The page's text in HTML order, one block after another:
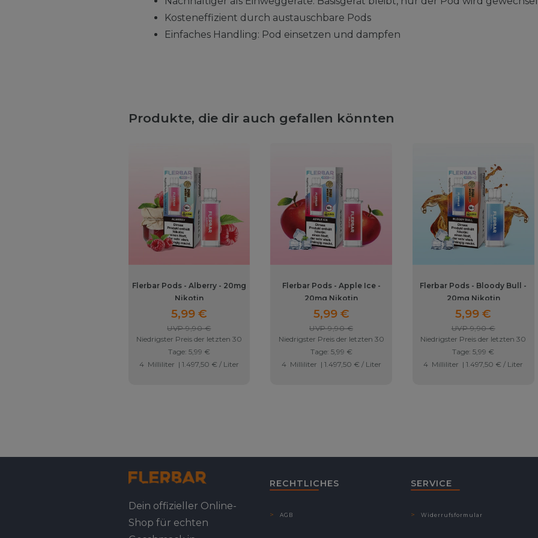
Kosteneffizient durch austauschbare Pods
Einfaches Handling: Pod einsetzen und dampfen
Produkte, die dir auch gefallen könnten
Flerbar Pods - Alberry - 20mg
Nikotin
UVP 9,90 €
5,99 €
Niedrigster Preis der letzten 30
Tage: 5,99 €
4 Milliliter | 1.497,50 € / Liter
Flerbar Pods - Apple Ice -
20mg Nikotin
UVP 9,90 €
5,99 €
Niedrigster Preis der letzten 30
Tage: 5,99 €
4 Milliliter | 1.497,50 € / Liter
Flerbar Pods - Bloody Bull -
20mg Nikotin
UVP 9,90 €
5,99 €
Niedrigster Preis der letzten 30
Tage:5,99 €
4 Milliliter | 1.497,50 € / Liter
Dein offizieller Online-
Shop für echten
RECHTLICHES
AGB
SERVICE
Widerrufsformular